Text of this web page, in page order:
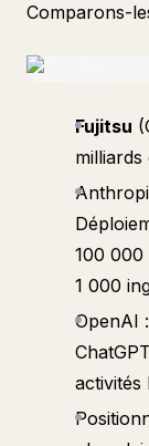
Comparons-
Fujitsu
milliards
100 000
1 000
OpenAI
activités